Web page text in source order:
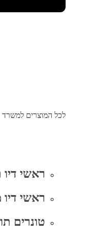
לכל המוצרים למשרד
ראשי
ראשי דיו
טונרים